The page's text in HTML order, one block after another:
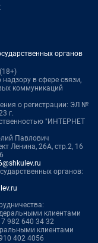
органов
в сфере связи,
коммуникаций
о регистрации: ЭЛ №
г.
"ИНТЕРНЕТ
Павлович
Ленина, 26А, стр.2, 16
органов:
клиентами
982 640 34 32
клиентами
402 4056